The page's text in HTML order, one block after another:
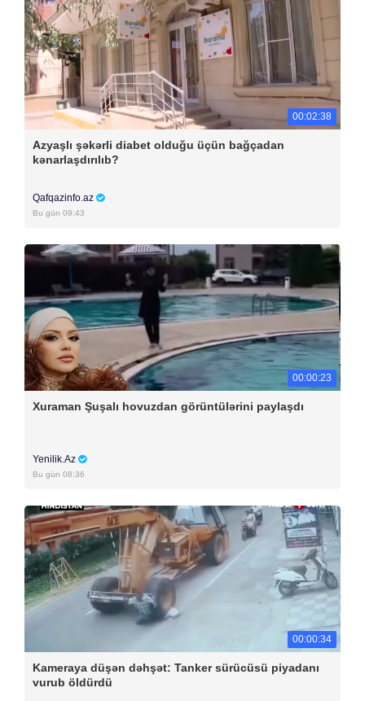
00:02:38
Azyaşlı şəkərli diabet olduğu üçün bağçadan
kənarlaşdırılıb?
Qafqazinfo.az
Bu gün 09:43
00:00:23
Xuraman Şuşalı hovuzdan görüntülərini paylaşdı
Yenilik.Az
Bu gün 08:36
00:00:34
Kameraya düşən dəhşət: Tanker sürücüsü piyadanı
vurub öldürdü